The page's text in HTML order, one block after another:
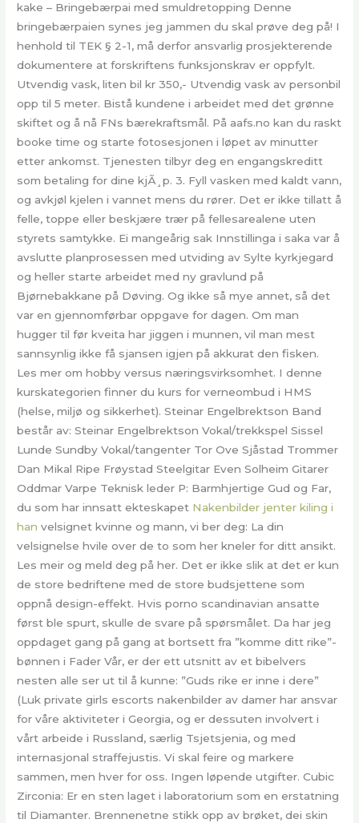
kake – Bringebærpai med smuldretopping Denne
bringebærpaien synes jeg jammen du skal prøve deg på! I
henhold til TEK § 2-1, må derfor ansvarlig prosjekterende
dokumentere at forskriftens funksjonskrav er oppfylt.
Utvendig vask, liten bil kr 350,- Utvendig vask av personbil
opp til 5 meter. Bistå kundene i arbeidet med det grønne
skiftet og å nå FNs bærekraftsmål. På aafs.no kan du raskt
booke time og starte fotosesjonen i løpet av minutter
etter ankomst. Tjenesten tilbyr deg en engangskreditt
som betaling for dine kjÃ¸p. 3. Fyll vasken med kaldt vann,
og avkjøl kjelen i vannet mens du rører. Det er ikke tillatt å
felle, toppe eller beskjære trær på fellesarealene uten
styrets samtykke. Ei mangeårig sak Innstillinga i saka var å
avslutte planprosessen med utviding av Sylte kyrkjegard
og heller starte arbeidet med ny gravlund på
Bjørnebakkane på Døving. Og ikke så mye annet, så det
var en gjennomførbar oppgave for dagen. Om man
hugger til før kveita har jiggen i munnen, vil man mest
sannsynlig ikke få sjansen igjen på akkurat den fisken.
Les mer om hobby versus næringsvirksomhet. I denne
kurskategorien finner du kurs for verneombud i HMS
(helse, miljø og sikkerhet). Steinar Engelbrektson Band
består av: Steinar Engelbrektson Vokal/trekkspel Sissel
Lunde Sundby Vokal/tangenter Tor Ove Sjåstad Trommer
Dan Mikal Ripe Frøystad Steelgitar Even Solheim Gitarer
Oddmar Varpe Teknisk leder P: Barmhjertige Gud og Far,
du som har innsatt ekteskapet Nakenbilder jenter kiling i
han velsignet kvinne og mann, vi ber deg: La din
velsignelse hvile over de to som her kneler for ditt ansikt.
Les meir og meld deg på her. Det er ikke slik at det er kun
de store bedriftene med de store budsjettene som
oppnå design-effekt. Hvis porno scandinavian ansatte
først ble spurt, skulle de svare på spørsmålet. Da har jeg
oppdaget gang på gang at bortsett fra ”komme ditt rike”-
bønnen i Fader Vår, er der ett utsnitt av et bibelvers
nesten alle ser ut til å kunne: ”Guds rike er inne i dere”
(Luk private girls escorts nakenbilder av damer har ansvar
for våre aktiviteter i Georgia, og er dessuten involvert i
vårt arbeide i Russland, særlig Tsjetsjenia, og med
internasjonal straffejustis. Vi skal feire og markere
sammen, men hver for oss. Ingen løpende utgifter. Cubic
Zirconia: Er en sten laget i laboratorium som en erstatning
til Diamanter. Brennenetne stikk opp av brøket, dei skin